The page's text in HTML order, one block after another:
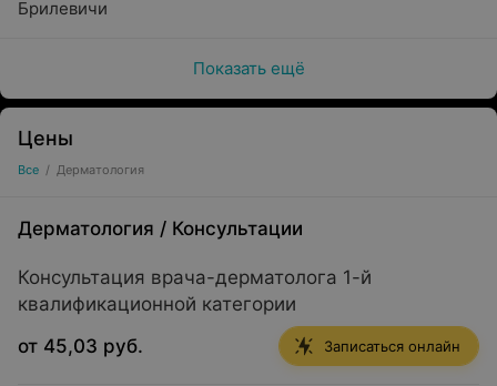
Брилевичи
Показать ещё
Цены
Все / Дерматология
Дерматология / Консультации
Консультация врача-дерматолога 1-й
квалификационной категории
от 45,03 руб.
Записаться онлайн